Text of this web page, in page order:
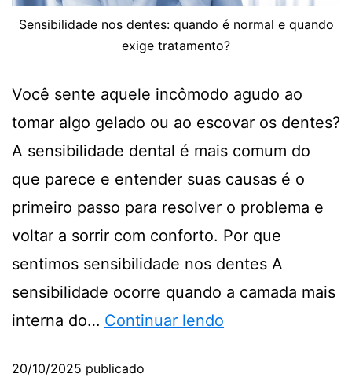
Sensibilidade nos dentes: quando é normal e quando
exige tratamento?
Você sente aquele incômodo agudo ao
tomar algo gelado ou ao escovar os dentes?
A sensibilidade dental é mais comum do
que parece e entender suas causas é o
primeiro passo para resolver o problema e
voltar a sorrir com conforto. Por que
sentimos sensibilidade nos dentes A
sensibilidade ocorre quando a camada mais
interna do… Continuar lendo
20/10/2025 publicado